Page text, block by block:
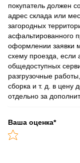
покупатель должен
адрес склада или
загородных
асфальтированного
оформлении заявки
схему проезда, если
общедоступных
разгрузочные
сборка и т. д. в цену
отдельно за
Ваша оценка*